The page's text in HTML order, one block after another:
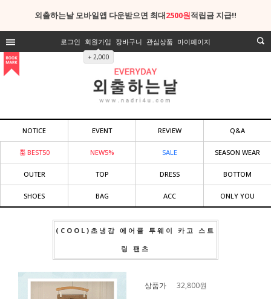
외출하는날 모바일앱 다운받으면 최대2500원적립금 지급!!
로그인 회원가입
+ 2,000
장바구니 관심상품 마이페이지
NOTICE EVENT REVIEW Q&A
BEST50 NEW5% SALE SEASON WEAR
OUTER TOP DRESS BOTTOM
SHOES BAG ACC ONLY YOU
(COOL)초냉감 에어쿨 투웨이 카고 스트
링 팬츠
상품가 32,800원